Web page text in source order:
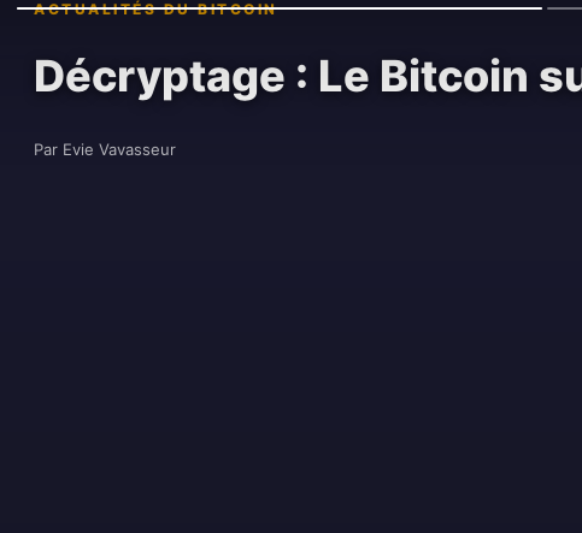
ACTUALITÉS DU BITCOIN
Décryptage : Le Bitcoin
Par Evie Vavasseur